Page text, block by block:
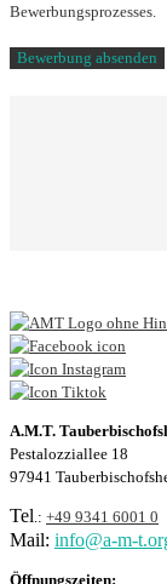
Bewerbungsprozesses.
A.M.T.
Pestalozziallee 18
97941
Tel.: +49 9341 6001 0
Mail: info@a-m-
Öffnungszeiten: